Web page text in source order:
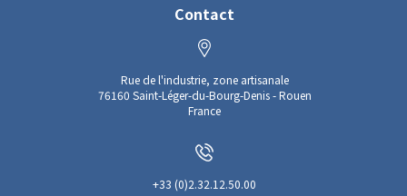
Contact
Rue de l'industrie, zone artisanale
76160 Saint-Léger-du-Bourg-Denis - Rouen
France
+33 (0)2.32.12.50.00